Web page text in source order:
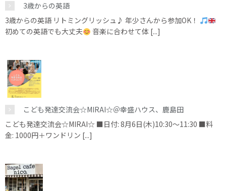
3歳からの英語
3歳からの英語 リトミングリッシュ♪ 年少さんから参加OK！
初めての英語でも大丈夫
音楽に合わせて体 [...]
こども発達交流会☆MIRAI☆＠幸盛ハウス、鹿島田
こども発達交流会☆MIRAI☆ ■日付: 8月6日(木)10:30～11:30 ■料
金: 1000円＋ワンドリン [...]